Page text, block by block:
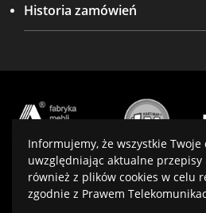
Historia zamówień
Projekt i wykonanie:
Informujemy, że wszystkie
uwzględniając aktualne przepisy
również z plików cookies w celu
zgodnie z Prawem